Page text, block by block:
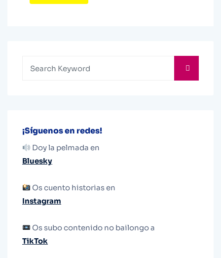
¡Síguenos en redes!
Doy la pelmada en
Bluesky
Os cuento historias en
Instagram
Os subo contenido no bailongo a
TikTok